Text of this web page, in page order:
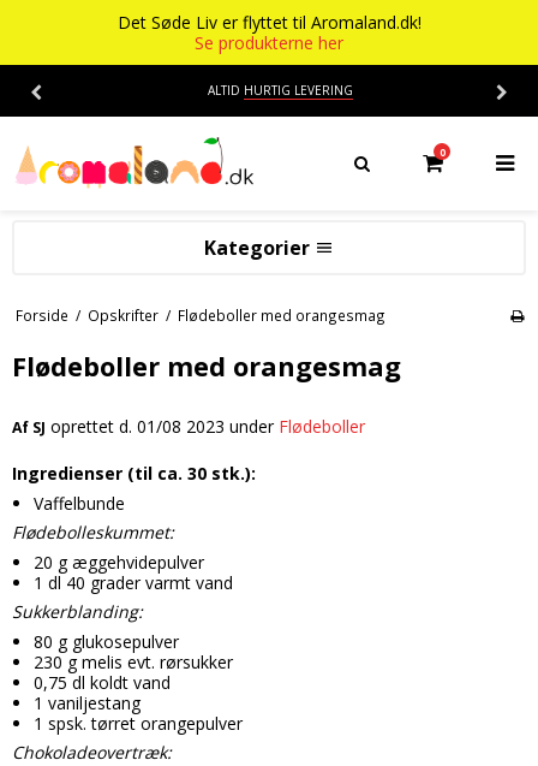
Det Søde Liv er flyttet til Aromaland.dk!
Se produkterne her
ALTID HURTIG LEVERING
0
Kategorier
Ananas aroma
Banan aroma
Candy aroma
Chokolade aroma
Citron aroma
Cola aroma
Dessert aroma
Det Søde Liv
Aromaer
Chokolade
Delikatesser
Farver
Forme
Chokoladeforme
Isforme
Isenkram
Opskrifter
Bolsjer
Chokolade
Dragé
Drikkelse
Fondant
Butikker
Information
Om os
Kontakt
Handelsbetingelser
Forside / Opskrifter / Flødeboller med orangesmag
Flødeboller med orangesmag
Af SJ oprettet d. 01/08 2023 under Flødeboller
Ingredienser (til ca. 30 stk.):
Vaffelbunde
Flødebolleskummet:
20 g æggehvidepulver
1 dl 40 grader varmt vand
Sukkerblanding:
80 g glukosepulver
230 g melis evt. rørsukker
0,75 dl koldt vand
1 vaniljestang
1 spsk. tørret orangepulver
Chokoladeovertræk: